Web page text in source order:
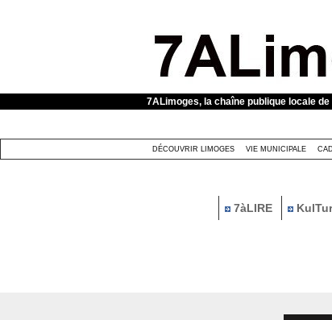
7ALimoges, la chaîne publique locale
DÉCOUVRIR LIMOGES VIE MUNICIPALE
7àLIRE